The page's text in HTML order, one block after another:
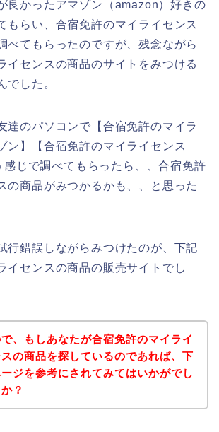
良かったアマゾン（amazon）好きの
もらい、合宿免許のマイライセンス
べてもらったのですが、残念ながら
イセンスの商品のサイトをみつける
でした。
達のパソコンで【合宿免許のマイラ
ン】【合宿免許のマイライセンス
じで調べてもらったら、、合宿免許
の商品がみつかるかも、、と思った
行錯誤しながらみつけたのが、下記
イセンスの商品の販売サイトでし
、もしあなたが合宿免許のマイライ
の商品を探しているのであれば、下
ジを参考にされてみてはいかがでし
？